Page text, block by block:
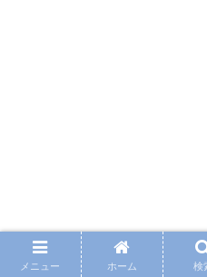
メニュー ホーム 検